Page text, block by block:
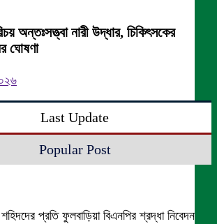
অন্তঃসত্ত্বা নারী উদ্ধার, চিকিৎসকের
ঘোষণা
Last Update
Popular Post
প্রতি ফুলবাড়িয়া বিএনপির শ্রদ্ধা নিবেদন